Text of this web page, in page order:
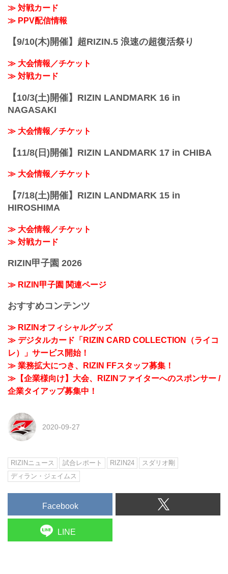
試合結果詳細
第9試合／スペシャルワンマッチ 武田光
≫ 対戦カード
≫ PPV配信情報
【9/10(木)開催】超RIZIN.5 浪速の超復活祭り
≫ 大会情報／チケット
≫ 対戦カード
【10/3(土)開催】RIZIN LANDMARK 16 in
NAGASAKI
≫ 大会情報／チケット
【11/8(日)開催】RIZIN LANDMARK 17 in CHIBA
≫ 大会情報／チケット
【7/18(土)開催】RIZIN LANDMARK 15 in
HIROSHIMA
≫ 大会情報／チケット
≫ 対戦カード
RIZIN甲子園 2026
≫ RIZIN甲子園 関連ページ
おすすめコンテンツ
≫ RIZINオフィシャルグッズ
≫ デジタルカード「RIZIN CARD COLLECTION（ライコ
レ）」サービス開始！
≫ 業務拡大につき、RIZIN FFスタッフ募集！
≫【企業様向け】大会、RIZINファイターへのスポンサー /
企業タイアップ募集中！
2020-09-27
RIZINニュース 試合レポート RIZIN24
スダリオ剛
ディラン・ジェイムス
Facebook
LINE